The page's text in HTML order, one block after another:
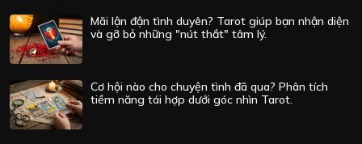
Mãi lận đận tình duyên? Tarot giúp bạn nhận diện
và gỡ bỏ những "nút thắt" tâm lý.
Cơ hội nào cho chuyện tình đã qua? Phân tích
tiềm năng tái hợp dưới góc nhìn Tarot.